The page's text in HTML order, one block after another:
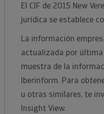
El CIF de 2015 New
jurídica se establece
La información
actualizada por
muestra de la
Iberinform. Para
u otras similares, te
Insight View.